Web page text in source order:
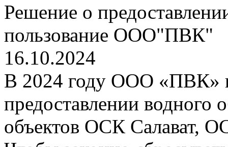
Решение о
пользование ООО"ПВК"
16.10.2024
В 2024 году ООО «ПВК»
предоставлении водного
объектов ОСК Салават,